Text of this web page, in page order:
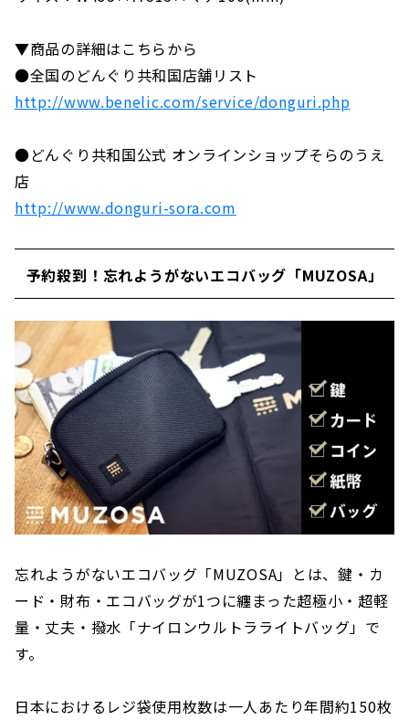
▼商品の詳細はこちらから
●全国のどんぐり共和国店舗リスト
http://www.benelic.com/service/donguri.php
●どんぐり共和国公式 オンラインショップそらのうえ
店
http://www.donguri-sora.com
予約殺到！忘れようがないエコバッグ「MUZOSA」
忘れようがないエコバッグ「MUZOSA」とは、鍵・カ
ード・財布・エコバッグが1つに纏まった超極小・超軽
量・丈夫・撥水「ナイロンウルトラライトバッグ」で
す。
日本におけるレジ袋使用枚数は一人あたり年間約150枚